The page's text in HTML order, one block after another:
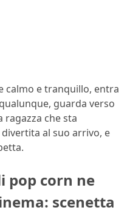
calmo e tranquillo, entra
guarda verso
ragazza che sta
al suo arrivo, e
pop corn ne
scenetta